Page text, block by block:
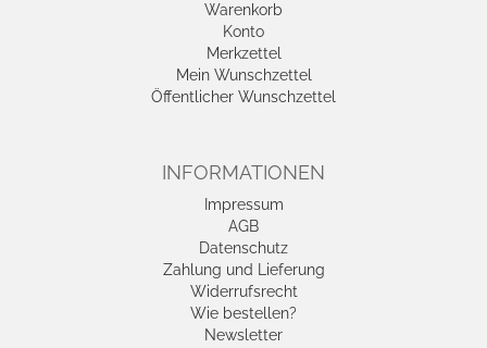
Warenkorb
Konto
Merkzettel
Mein Wunschzettel
Öffentlicher Wunschzettel
INFORMATIONEN
Impressum
AGB
Datenschutz
Zahlung und Lieferung
Widerrufsrecht
Wie bestellen?
Newsletter